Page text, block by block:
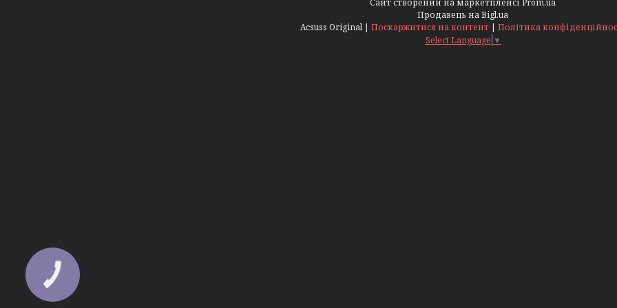
Сайт створений на маркетплейсі Prom.ua
Продавець на Bigl.ua
Acsuss Original | Поскаржитися на контент | Політика
Select Language ▼
КНОПКА
ЗВ'ЯЗКУ